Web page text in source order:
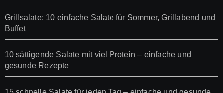
Grillsalate: 10 einfache Salate für Sommer, Grillabend und
Buffet
10 sättigende Salate mit viel Protein – einfache und
gesunde Rezepte